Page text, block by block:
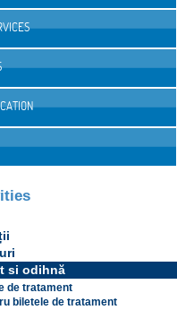
si odihnă
de tratament
biletele de tratament